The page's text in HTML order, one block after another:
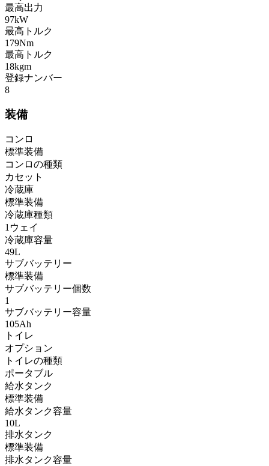
最高出力
97kW
最高トルク
179Nm
最高トルク
18kgm
登録ナンバー
8
装備
コンロ
標準装備
コンロの種類
カセット
冷蔵庫
標準装備
冷蔵庫種類
1ウェイ
冷蔵庫容量
49L
サブバッテリー
標準装備
サブバッテリー個数
1
サブバッテリー容量
105Ah
トイレ
オプション
トイレの種類
ポータブル
給水タンク
標準装備
給水タンク容量
10L
排水タンク
標準装備
排水タンク容量